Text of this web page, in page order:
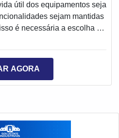
útil dos equipamentos seja
sejam mantidas
é necessária a escolha de
realizado com a utilização de
que é fundamental para a
AGORA